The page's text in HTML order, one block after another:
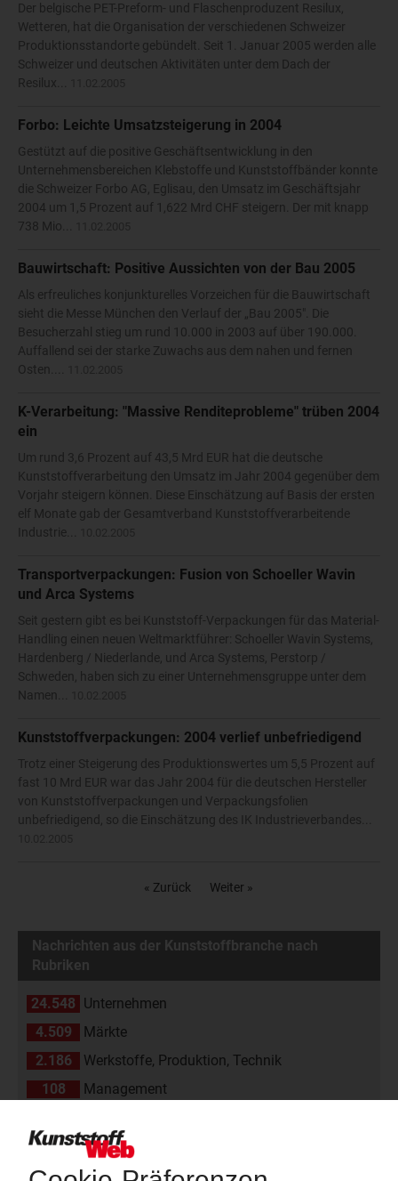
Der belgische PET-Preform- und Flaschenproduzent Resilux,
Wetteren, hat die Organisation der verschiedenen Schweizer
Produktionsstandorte gebündelt. Seit 1. Januar 2005 werden alle
Schweizer und deutschen Aktivitäten unter dem Dach der
Resilux...
Forbo: Leichte Umsatzsteigerung in 2004
Gestützt auf die positive Geschäftsentwicklung in den
Unternehmensbereichen Klebstoffe und Kunststoffbänder konnte
die Schweizer Forbo AG, Eglisau, den Umsatz im Geschäftsjahr
2004 um 1,5 Prozent auf 1,622 Mrd CHF steigern. Der mit knapp
738 Mio...
Bauwirtschaft: Positive Aussichten von der Bau 2005
Als erfreuliches konjunkturelles Vorzeichen für die Bauwirtschaft
sieht die Messe München den Verlauf der „Bau 2005". Die
Besucherzahl stieg um rund 10.000 in 2003 auf über 190.000.
Auffallend sei der starke Zuwachs aus dem nahen und fernen
Osten....
K-Verarbeitung: "Massive Renditeprobleme" trüben 2004
ein
Um rund 3,6 Prozent auf 43,5 Mrd EUR hat die deutsche
Kunststoffverarbeitung den Umsatz im Jahr 2004 gegenüber dem
Vorjahr steigern können. Diese Einschätzung auf Basis der ersten
elf Monate gab der Gesamtverband Kunststoffverarbeitende
Industrie...
Transportverpackungen: Fusion von Schoeller Wavin
und Arca Systems
Seit gestern gibt es bei Kunststoff-Verpackungen für das Material-
Handling einen neuen Weltmarktführer: Schoeller Wavin Systems,
Hardenberg / Niederlande, und Arca Systems, Perstorp /
Schweden, haben sich zu einer Unternehmensgruppe unter dem
Namen...
Kunststoffverpackungen: 2004 verlief unbefriedigend
Trotz einer Steigerung des Produktionswertes um 5,5 Prozent auf
fast 10 Mrd EUR war das Jahr 2004 für die deutschen Hersteller
von Kunststoffverpackungen und Verpackungsfolien
unbefriedigend, so die Einschätzung des IK Industrieverbandes...
« Zurück Weiter »
Nachrichten aus der Kunststoffbranche nach
Rubriken
24.548 Unternehmen
4.509
Märkte
2.186
Werkstoffe, Produktion, Technik
108
Management
1.839
Branche
811
Veranstaltungen